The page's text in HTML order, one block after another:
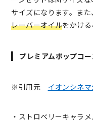
サイズになります。ま
レーバーオイルをかける
プレミアムポップコー
※引用元 イオンシネ
・ストロベリーキャラ